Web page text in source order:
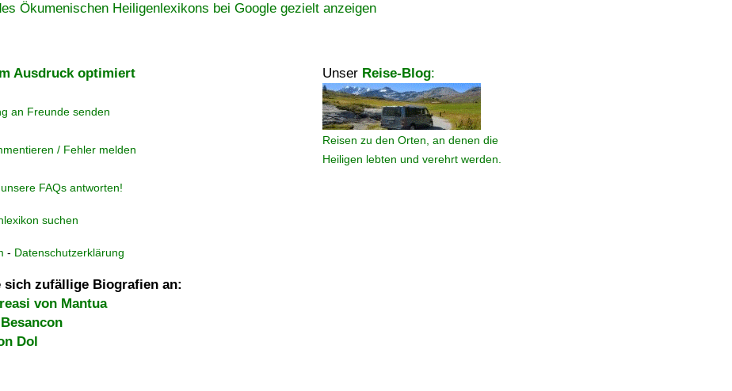
Ökumenischen Heiligenlexikons bei Google gezielt anzeigen
Ausdruck optimiert Unser Reise-Blog:
Reisen zu den Orten, an denen die
Heiligen lebten und verehrt werden.
an Freunde senden
/ Fehler melden
FAQs antworten!
suchen
- Datenschutzerklärung
sich zufällige Biografien an:
von Mantua
Dol